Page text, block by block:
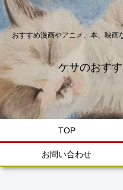
おすすめ漫画やアニメ、本、映画
ケサのおす
TOP
お問い合わせ